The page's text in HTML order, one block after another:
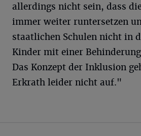
allerdings nicht sein, dass
immer weiter runtersetzen
staatlichen Schulen nicht in
Kinder mit einer
Das Konzept der Inklusion
Erkrath leider nicht auf."